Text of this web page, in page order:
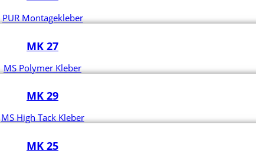
PUR Montagekleber
MK 27
MS Polymer Kleber
MK 29
MS High Tack Kleber
MK 25